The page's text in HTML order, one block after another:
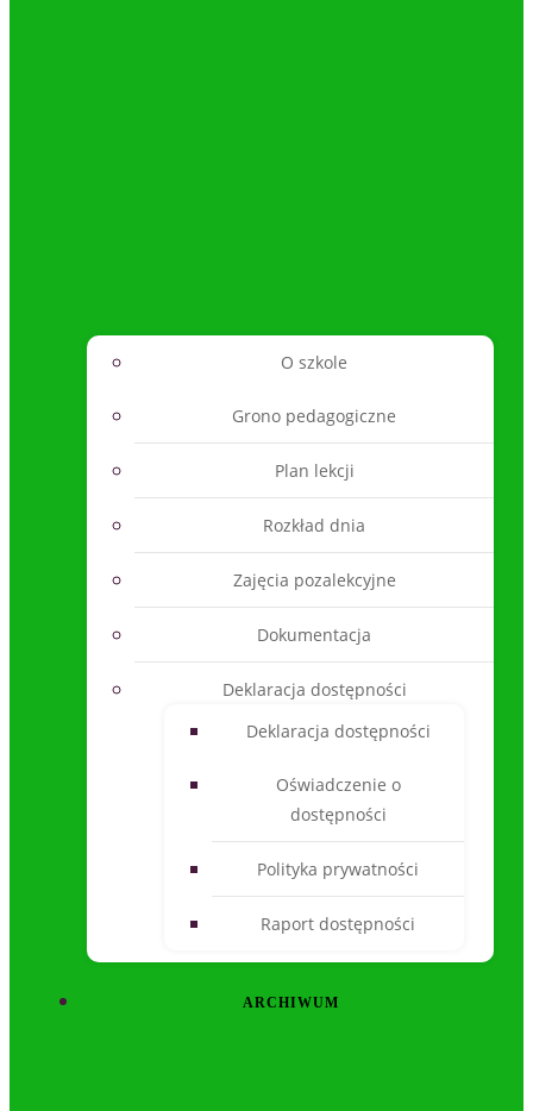
O szkole
Grono pedagogiczne
Plan lekcji
Rozkład dnia
Zajęcia pozalekcyjne
Dokumentacja
Deklaracja dostępności
Deklaracja dostępności
Oświadczenie o
dostępności
Polityka prywatności
Raport dostępności
ARCHIWUM